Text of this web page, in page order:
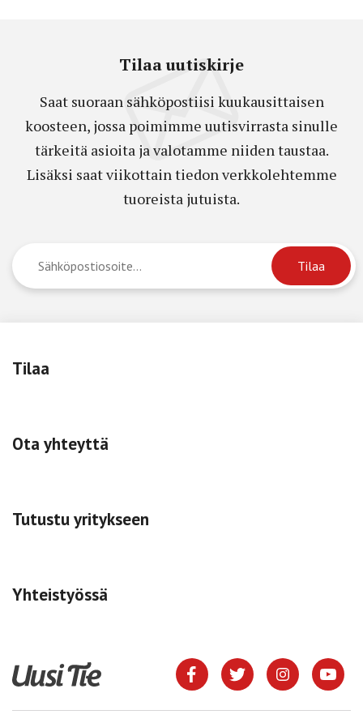
Tilaa uutiskirje
Saat suoraan sähköpostiisi kuukausittaisen
koosteen, jossa poimimme uutisvirrasta sinulle
tärkeitä asioita ja valotamme niiden taustaa.
Lisäksi saat viikottain tiedon verkkolehtemme
tuoreista jutuista.
Tilaa
Ota yhteyttä
Tutustu yritykseen
Yhteistyössä